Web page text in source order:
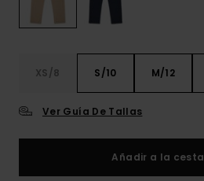
XS/8 S/10 M/12
Ver Guía De Tallas
Añadir a la cesta